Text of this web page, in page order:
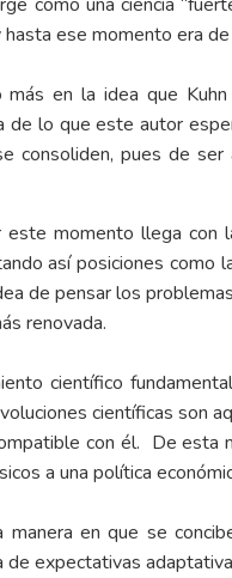
ese momento era
más en la idea que
lo que este autor
consoliden, pues de
este momento llega
así posiciones
de pensar los
renovada.
científico
científicas son
con él. De esta
a una política
en que se
de expectativas